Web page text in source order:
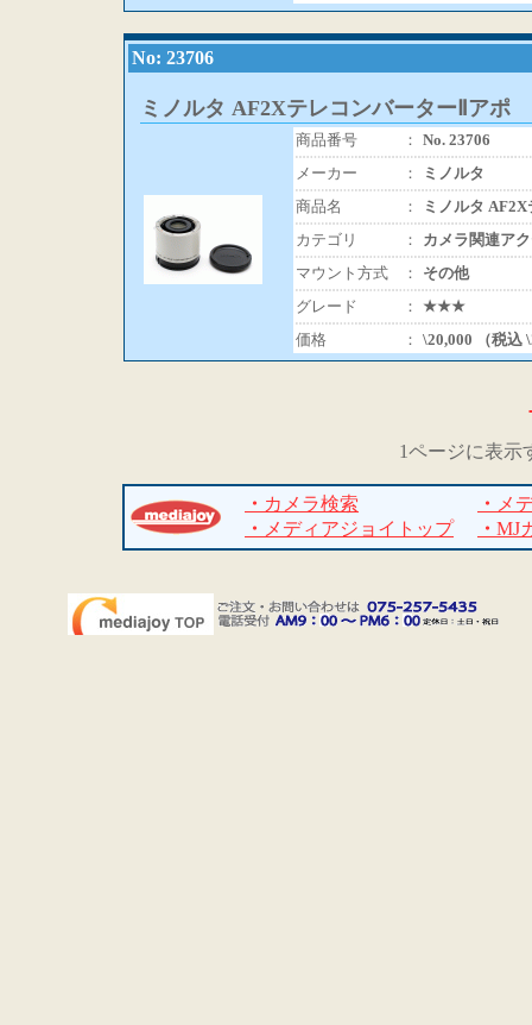
No: 23706
ミノルタ AF2XテレコンバーターⅡアポ
商品番号 ： No. 23706
メーカー
：
ミノルタ
商品名
：
ミノルタ
カテゴリ
：
カメラ関連ア
マウント方式
：
その他
グレード
： ★★★
価格
： \20,000 （税込
1ページに表示
・ カメラ検索 ・ メ
・ メディアジョイトップ ・ MJ